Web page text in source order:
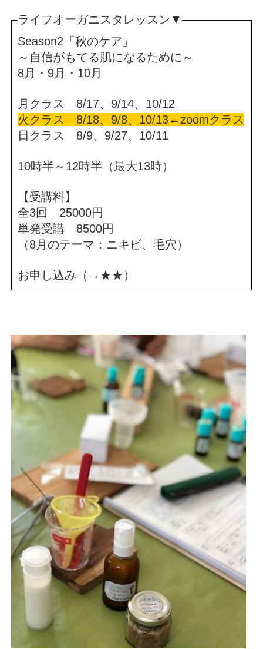
ライフオーガニスタレッスン▼
Season2「秋のケア」
～自信がもてる肌になるために～
8月・9月・10月
月クラス 8/17、9/14、10/12
火クラス 8/18、9/8、10/13←zoomクラス
日クラス 8/9、9/27、10/11
10時半～12時半（最大13時）
【受講料】
全3回 25000円
単発受講 8500円
（8月のテーマ：ニキビ、毛穴）
お申し込み（→ ★★）